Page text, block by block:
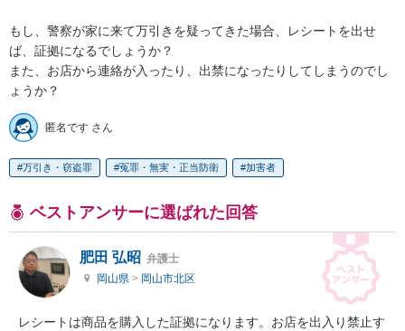
もし、警察が家に来て万引きを疑ってきた場合、レシートを出せ
ば、証拠になるでしょうか？
また、お店から連絡が入ったり、出禁になったりしてしまうのでし
ょうか？
匿名です さん
万引き・窃盗罪 冤罪・無実・正当防衛 加害者
ベストアンサーに選ばれた回答
肥田 弘昭 弁護士
岡山県 > 岡山市北区
レシートは商品を購入した証拠になります。お店を出入り禁止す